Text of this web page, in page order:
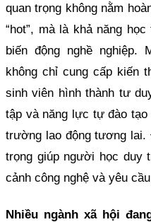
quan trọng không nằm
“hot”, mà là khả năng
biến động nghề nghiệp.
không chỉ cung cấp kiến
sinh viên hình thành tư
tập và năng lực tự đào
trường lao động tương
trọng giúp người học duy
cảnh công nghệ và yêu
Nhiều ngành xã hội